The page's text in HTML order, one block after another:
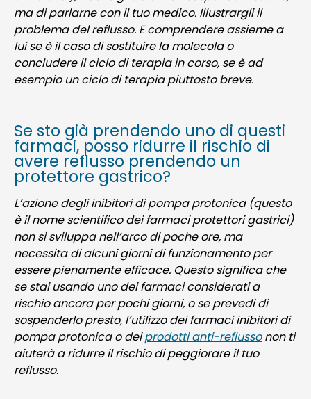
ma di parlarne con il tuo medico. Illustrargli il
problema del reflusso. E comprendere assieme a
lui se è il caso di sostituire la molecola o
concludere il ciclo di terapia in corso, se è ad
esempio un ciclo di terapia piuttosto breve.
Se sto già prendendo uno di questi
farmaci, posso ridurre il rischio di
avere reflusso prendendo un
protettore gastrico?
L’azione degli inibitori di pompa protonica (questo
è il nome scientifico dei farmaci protettori gastrici)
non si sviluppa nell’arco di poche ore, ma
necessita di alcuni giorni di funzionamento per
essere pienamente efficace. Questo significa che
se stai usando uno dei farmaci considerati a
rischio ancora per pochi giorni, o se prevedi di
sospenderlo presto, l’utilizzo dei farmaci inibitori di
pompa protonica o deiprodotti anti-reflussonon ti
aiuterà a ridurre il rischio di peggiorare il tuo
reflusso.